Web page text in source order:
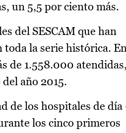
un 5,5 por ciento más.
del SESCAM que han
toda la serie histórica.
de 1.558.000 atendidas,
año 2015.
de los hospitales de día
los cinco primeros